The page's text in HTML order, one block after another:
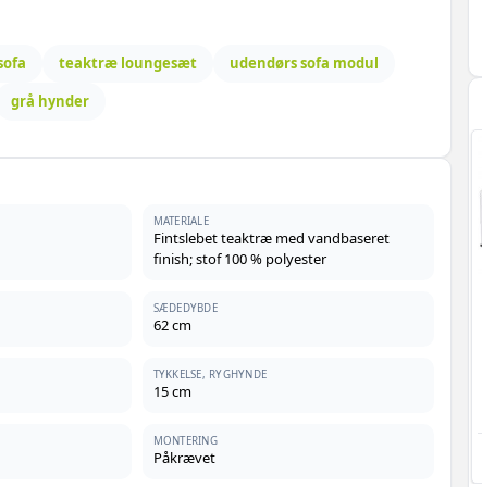
teaktræ loungesæt
udendørs sofa modul
grå hynder
MATERIALE
Fintslebet teaktræ med vandbaseret
finish; stof 100 % polyester
SÆDEDYBDE
62 cm
TYKKELSE, RYGHYNDE
15 cm
MONTERING
Påkrævet